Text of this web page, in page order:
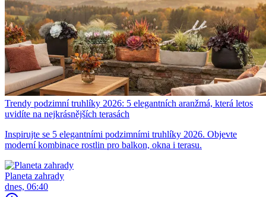
Trendy podzimní truhlíky 2026: 5 elegantních aranžmá, která letos
uvidíte na nejkrásnějších terasách
Inspirujte se 5 elegantními podzimními truhlíky 2026. Objevte
moderní kombinace rostlin pro balkon, okna i terasu.
Planeta zahrady
dnes, 06:40